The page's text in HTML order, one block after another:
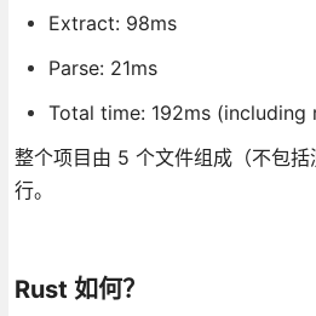
Extract: 98ms
Parse: 21ms
Total time: 192ms
整个项目由 5 个文件组成（不包
行。
Rust 如何？